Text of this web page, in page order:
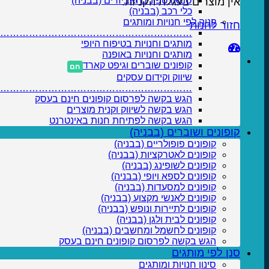
חזור לחנות
כלי רכב (בבניה)
קניה לפי חנויות ומותגים
מותגים וחנויות בטיפוח היופי
מותגים וחנויות באופנה
קופונים שוברים וגיפט קארד
שיווק וקידום עסקים
הגש בקשה לפרסום קופונים חינם בעסק
הגש בקשה לשיווק וקנית מוצרים
הגש בקשה לפתיחת חנות באינטרנט
קופונים ושוברים (בבניה)
קופונים פופולריים (בבניה)
קופונים לאטרקציות (בבניה)
קופונים לשופינג (בבניה)
קופונים לספא ויופי (בבניה)
קופונים למסעדות (בבניה)
קופונים לאנשי מקצוע (בבניה)
קופונים לתיירות ונופש (בבניה)
קופונים לבית ולגן (בבניה)
קופונים לחשמל ומחשבים (בבניה)
הגש בקשה לפרסום קופונים חינם בעסק
סנן לפי מותגים
סינון חנויות ומותגים